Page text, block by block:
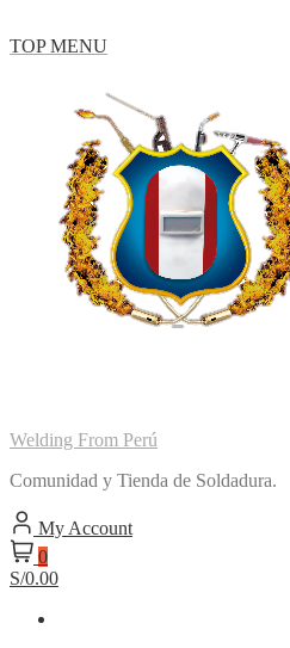
Skip
TOP MENU
Welding From Perú
Comunidad y Tienda de Soldadura.
My Account
0
S/0.00